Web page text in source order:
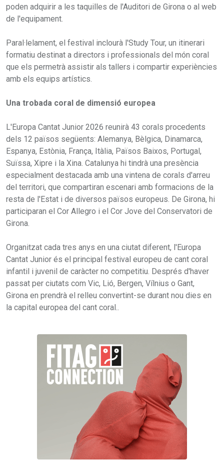
poden adquirir a les taquilles de l'Auditori de Girona o al web
de l'equipament.
Paral·lelament, el festival inclourà l'Study Tour, un itinerari
formatiu destinat a directors i professionals del món coral
que els permetrà assistir als tallers i compartir experiències
amb els equips artístics.
Una trobada coral de dimensió europea
L'Europa Cantat Junior 2026 reunirà 43 corals procedents
dels 12 països següents: Alemanya, Bèlgica, Dinamarca,
Espanya, Estònia, França, Itàlia, Països Baixos, Portugal,
Suïssa, Xipre i la Xina. Catalunya hi tindrà una presència
especialment destacada amb una vintena de corals d'arreu
del territori, que compartiran escenari amb formacions de la
resta de l'Estat i de diversos països europeus. De Girona, hi
participaran el Cor Allegro i el Cor Jove del Conservatori de
Girona.
Organitzat cada tres anys en una ciutat diferent, l'Europa
Cantat Junior és el principal festival europeu de cant coral
infantil i juvenil de caràcter no competitiu. Després d'haver
passat per ciutats com Vic, Lió, Bergen, Vílnius o Gant,
Girona en prendrà el relleu convertint-se durant nou dies en
la capital europea del cant coral..